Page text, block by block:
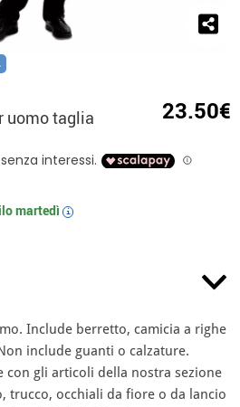
uomo taglia 23.50€
martedì i
Include berretto, camicia a righe
include guanti o calzature.
con gli articoli della nostra sezione
trucco, occhiali da fiore o da lancio